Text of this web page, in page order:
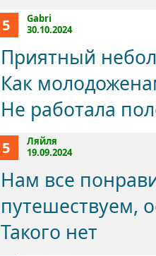
5
Gabri
30.10.2024
Приятный
Как
Не работала
5
Ляйля
19.09.2024
Нам все
путешествуем,
Такого нет